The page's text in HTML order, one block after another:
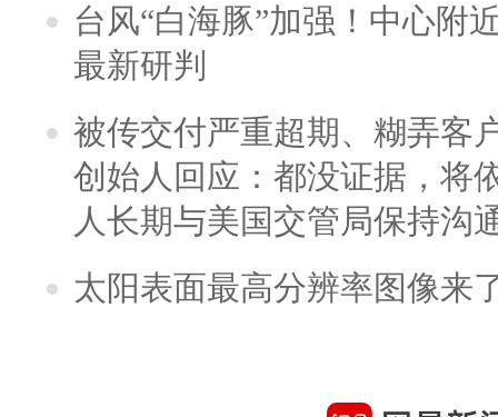
台风“白海豚”加强！中心附
最新研判
被传交付严重超期、糊弄客
创始人回应：都没证据，将
人长期与美国交管局保持沟
太阳表面最高分辨率图像来